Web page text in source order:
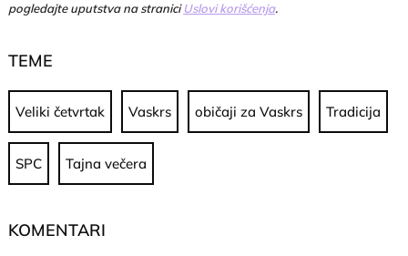
pogledajte uputstva na straniciUslovi korišćenja.
TEME
Veliki četvrtak Vaskrs običaji za Vaskrs Tradicija
SPC Tajna večera
KOMENTARI